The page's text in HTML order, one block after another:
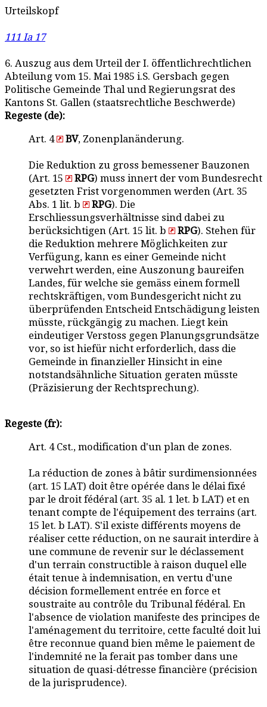
Urteilskopf
111 Ia 17
6. Auszug aus dem Urteil der I. öffentlichrechtlichen
Abteilung vom 15. Mai 1985 i.S. Gersbach gegen
Politische Gemeinde Thal und Regierungsrat des
Kantons St. Gallen (staatsrechtliche Beschwerde)
Regeste (de):
Art. 4 BV, Zonenplanänderung.
Die Reduktion zu gross bemessener Bauzonen
(Art. 15
RPG) muss innert der vom Bundesrecht
gesetzten Frist vorgenommen werden (Art. 35
Abs. 1 lit. b
RPG). Die
Erschliessungsverhältnisse sind dabei zu
berücksichtigen (Art. 15 lit. b
RPG). Stehen für
die Reduktion mehrere Möglichkeiten zur
Verfügung, kann es einer Gemeinde nicht
verwehrt werden, eine Auszonung baureifen
Landes, für welche sie gemäss einem formell
rechtskräftigen, vom Bundesgericht nicht zu
überprüfenden Entscheid Entschädigung leisten
müsste, rückgängig zu machen. Liegt kein
eindeutiger Verstoss gegen Planungsgrundsätze
vor, so ist hiefür nicht erforderlich, dass die
Gemeinde in finanzieller Hinsicht in eine
notstandsähnliche Situation geraten müsste
(Präzisierung der Rechtsprechung).
Regeste (fr):
Art. 4 Cst., modification d'un plan de zones.
La réduction de zones à bâtir surdimensionnées
(art. 15 LAT) doit être opérée dans le délai fixé
par le droit fédéral (art. 35 al. 1 let. b LAT) et en
tenant compte de l'équipement des terrains (art.
15 let. b LAT). S'il existe différents moyens de
réaliser cette réduction, on ne saurait interdire à
une commune de revenir sur le déclassement
d'un terrain constructible à raison duquel elle
était tenue à indemnisation, en vertu d'une
décision formellement entrée en force et
soustraite au contrôle du Tribunal fédéral. En
l'absence de violation manifeste des principes de
l'aménagement du territoire, cette faculté doit lui
être reconnue quand bien même le paiement de
l'indemnité ne la ferait pas tomber dans une
situation de quasi-détresse financière (précision
de la jurisprudence).